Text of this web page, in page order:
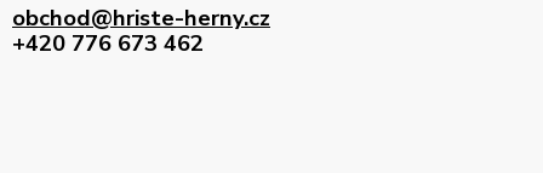
obchod@hriste-herny.cz
+420 776 673 462